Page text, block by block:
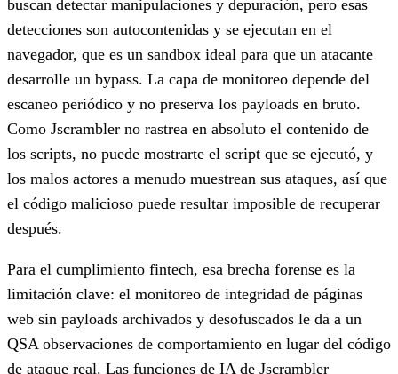
buscan detectar manipulaciones y depuración, pero esas
detecciones son autocontenidas y se ejecutan en el
navegador, que es un sandbox ideal para que un atacante
desarrolle un bypass. La capa de monitoreo depende del
escaneo periódico y no preserva los payloads en bruto.
Como Jscrambler no rastrea en absoluto el contenido de
los scripts, no puede mostrarte el script que se ejecutó, y
los malos actores a menudo muestrean sus ataques, así que
el código malicioso puede resultar imposible de recuperar
después.
Para el cumplimiento fintech, esa brecha forense es la
limitación clave: el monitoreo de integridad de páginas
web sin payloads archivados y desofuscados le da a un
QSA observaciones de comportamiento en lugar del código
de ataque real. Las funciones de IA de Jscrambler